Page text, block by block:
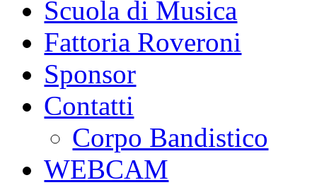
Scuola di Musica
Fattoria Roveroni
Sponsor
Contatti
Corpo Bandistico
WEBCAM